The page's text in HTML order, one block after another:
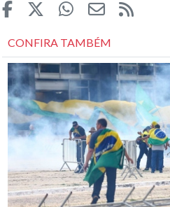
CONFIRA TAMBÉM